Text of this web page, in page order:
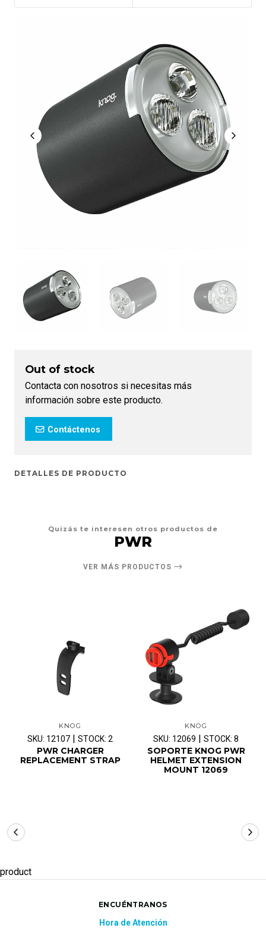
Out of stock
Contacta con nosotros si necesitas más
información sobre este producto.
Contáctenos
DETALLES DE PRODUCTO
Quizás te interesen otros productos de
PWR
VER MÁS PRODUCTOS
KNOG
SKU: 12107 | STOCK: 2
PWR CHARGER
REPLACEMENT STRAP
KNOG
SKU: 12069 | STOCK: 8
SOPORTE KNOG PWR
HELMET EXTENSION
MOUNT 12069
product
ENCUÉNTRANOS
Hora de Atención